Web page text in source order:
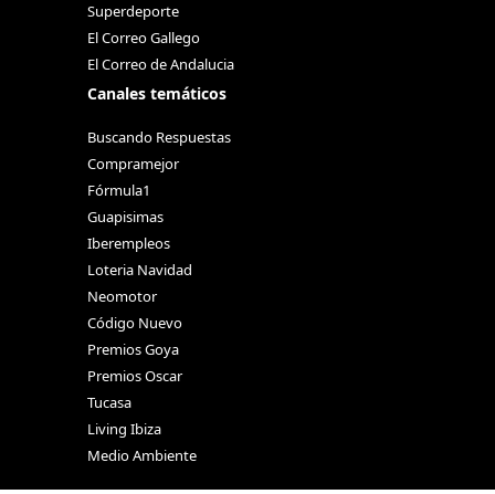
Superdeporte
El Correo Gallego
El Correo de Andalucia
Canales temáticos
Buscando Respuestas
Compramejor
Fórmula1
Guapisimas
Iberempleos
Loteria Navidad
Neomotor
Código Nuevo
Premios Goya
Premios Oscar
Tucasa
Living Ibiza
Medio Ambiente